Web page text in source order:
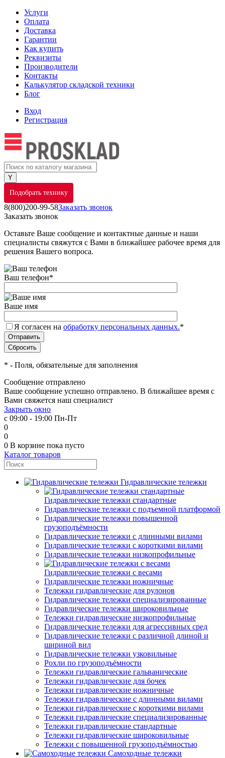
Услуги
Оплата
Доставка
Гарантии
Как купить
Реквизиты
Производители
Контакты
Калькулятор складской техники
Блог
Вход
Регистрация
Подобрать технику
8(800)200-99-58Заказать звонок
Заказать звонок
Оставьте Ваше сообщение и контактные данные и наши
специалисты свяжутся с Вами в ближайшее рабочее время для
решения Вашего вопроса.
Ваш телефон*
Ваше имя
Я согласен на обработку персональных данных.*
* - Поля, обязательные для заполнения
Сообщение отправлено
Ваше сообщение успешно отправлено. В ближайшее время с
Вами свяжется наш специалист
Закрыть окно
с 09:00 - 19:00 Пн-Пт
0
0
0 В корзине пока пусто
Каталог товаров
Гидравлические тележки
Гидравлические тележки стандартные
Гидравлические тележки с подъемной платформой
Гидравлические тележки повышенной
грузоподъёмности
Гидравлические тележки с длинными вилами
Гидравлические тележки с короткими вилами
Гидравлические тележки низкопрофильные
Гидравлические тележки с весами
Гидравлические тележки ножничные
Тележки гидравлические для рулонов
Гидравлические тележки специализированные
Гидравлические тележки широковильные
Тележки гидравлические низкопрофильные
Гидравлические тележки для агрессивных сред
Гидравлические тележки с различной длиной и
шириной вил
Гидравлические тележки узковильные
Рохли по грузоподъёмности
Тележки гидравлические гальванические
Тележки гидравлические для бочек
Тележки гидравлические ножничные
Тележки гидравлические с длинными вилами
Тележки гидравлические с короткими вилами
Тележки гидравлические специализированные
Тележки гидравлические стандартные
Тележки гидравлические широковильные
Тележки с повышенной грузоподъёмностью
Самоходные тележки